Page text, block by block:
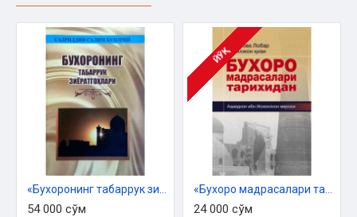
54 000 сўм
ЙЎҚ
24 000 сўм